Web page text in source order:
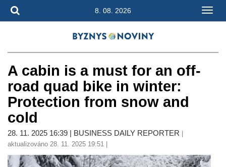
8. 08. 2026
A cabin is a must for an off-
road quad bike in winter:
Protection from snow and
cold
28. 11. 2025 16:39 | BUSINESS DAILY REPORTER
aktualizováno 28. 11. 2025 19:51 |